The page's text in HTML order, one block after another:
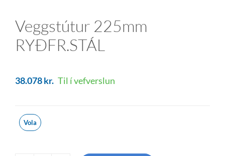
Veggstútur 225mm
RYÐFR.STÁL
38.078kr. Til í vefverslun
Vola